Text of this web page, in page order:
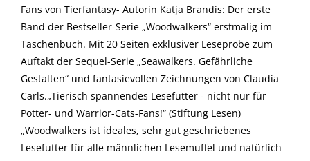
Fans von Tierfantasy- Autorin Katja Brandis: Der erste
Band der Bestseller-Serie „Woodwalkers“ erstmalig im
Taschenbuch. Mit 20 Seiten exklusiver Leseprobe zum
Auftakt der Sequel-Serie „Seawalkers. Gefährliche
Gestalten“ und fantasievollen Zeichnungen von Claudia
Carls.„Tierisch spannendes Lesefutter - nicht nur für
Potter- und Warrior-Cats-Fans!“ (Stiftung Lesen)
„Woodwalkers ist ideales, sehr gut geschriebenes
Lesefutter für alle männlichen Lesemuffel und natürlich